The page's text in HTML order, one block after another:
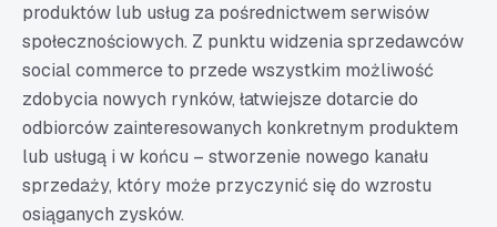
produktów lub usług za pośrednictwem serwisów
społecznościowych. Z punktu widzenia sprzedawców
social commerce to przede wszystkim możliwość
zdobycia nowych rynków, łatwiejsze dotarcie do
odbiorców zainteresowanych konkretnym produktem
lub usługą i w końcu – stworzenie nowego kanału
sprzedaży, który może przyczynić się do wzrostu
osiąganych zysków.